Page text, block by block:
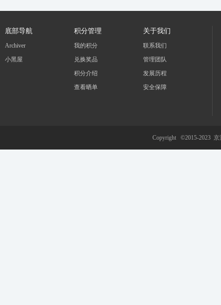
底部导航
Archiver
小黑屋
积分管理
我的积分
兑换奖品
积分介绍
查看晒单
关于我们
联系我们
管理团队
发展历程
安全保障
Copyright ©2015-2023 京